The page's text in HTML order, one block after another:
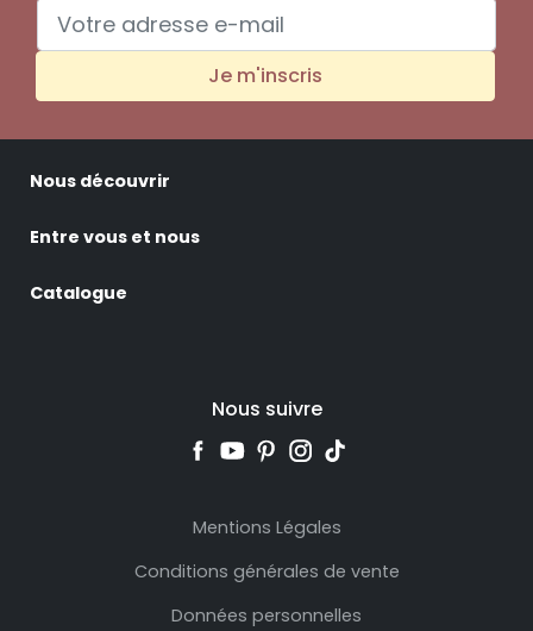
Je m'inscris
Nous découvrir
Entre vous et nous
Catalogue
Nous suivre
Mentions Légales
Conditions générales de vente
Données personnelles